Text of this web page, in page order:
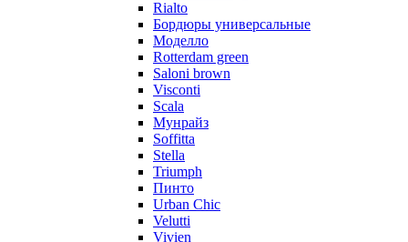
Rialto
Бордюры универсальные
Моделло
Rotterdam green
Saloni brown
Visconti
Scala
Мунрайз
Soffitta
Stella
Triumph
Пинто
Urban Chic
Velutti
Vivien